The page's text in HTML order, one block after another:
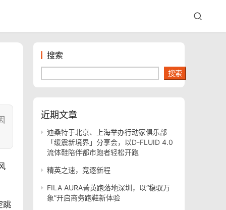
跳
搜索
搜索
近期文章
迪桑特于北京、上海举办行动家俱乐部
「缓震新境界」分享会，以D-FLUID 4.0
流体鞋陪伴都市跑者轻松开跑
精英之速，竞逐新程
FILA AURA菁英跑落地深圳，以“稳驭万
象”开启商务跑鞋新体验